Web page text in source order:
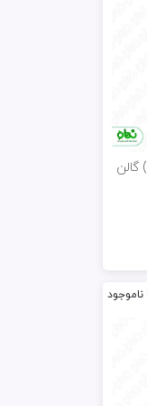
بازاگران دی پی باسف (2019) گالن
ناموجود